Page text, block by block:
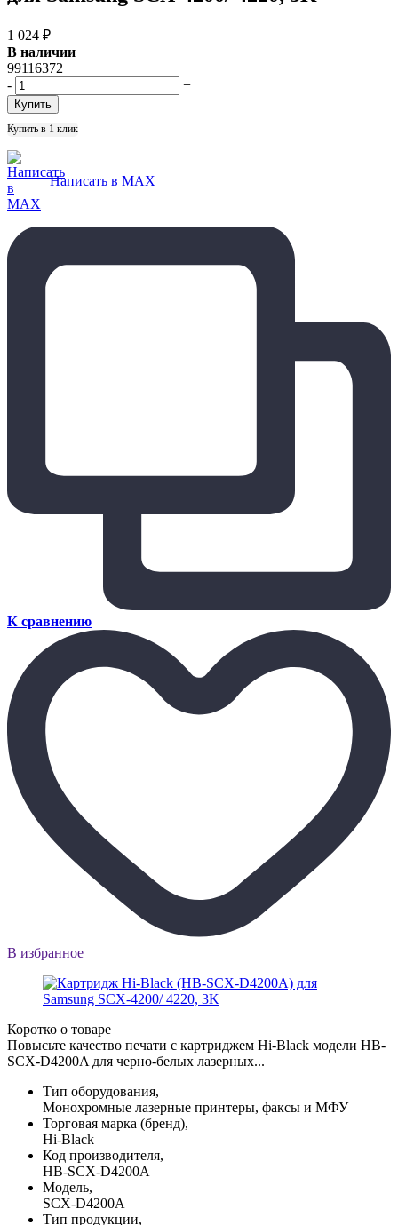
1 024 ₽
В наличии
99116372
-
+
Купить в 1 клик
Написать в MAX
К сравнению
В избранное
Коротко о товаре
Повысьте качество печати с картриджем Hi-Black модели HB-
SCX-D4200A для черно-белых лазерных...
Тип оборудования,
Монохромные лазерные принтеры, факсы и МФУ
Торговая марка (бренд),
Hi-Black
Код производителя,
HB-SCX-D4200A
Модель,
SCX-D4200A
Тип продукции,